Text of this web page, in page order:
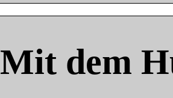
Mit dem